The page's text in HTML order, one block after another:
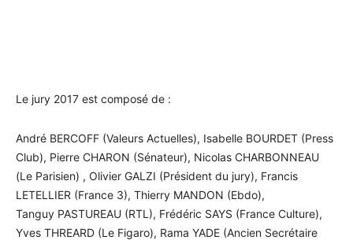
Le jury 2017 est composé de :
André BERCOFF (Valeurs Actuelles), Isabelle BOURDET (Press
Club), Pierre CHARON (Sénateur), Nicolas CHARBONNEAU
(Le Parisien) , Olivier GALZI (Président du jury), Francis
LETELLIER (France 3), Thierry MANDON (Ebdo),
Tanguy PASTUREAU (RTL), Frédéric SAYS (France Culture),
Yves THREARD (Le Figaro), Rama YADE (Ancien Secrétaire